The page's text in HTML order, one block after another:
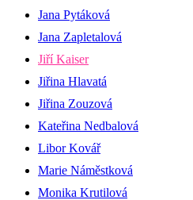
Jana Pytáková
Jana Zapletalová
Jiří Kaiser
Jiřina Hlavatá
Jiřina Zouzová
Kateřina Nedbalová
Libor Kovář
Marie Náměstková
Monika Krutilová